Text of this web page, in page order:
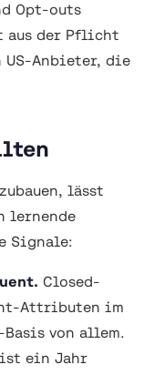
Opt-outs
aus der Pflicht
US-Anbieter, die
lässt
lernende
Signale:
Closed-
Attributen im
von allem.
ist ein Jahr